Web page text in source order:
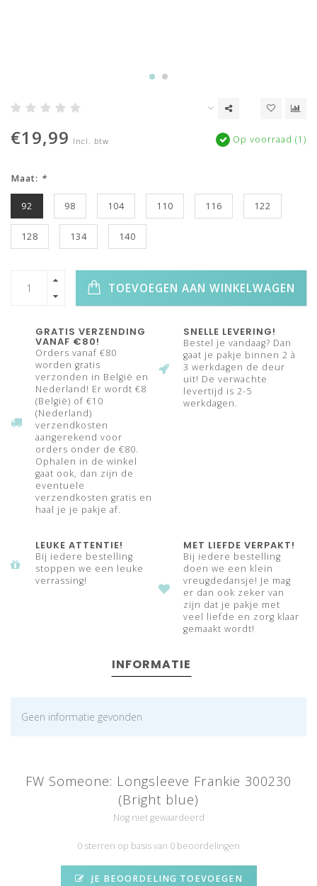
€19,99 Incl. btw Op voorraad (1)
Maat: *
92 98 104 110 116 122
128 134 140
TOEVOEGEN AAN WINKELWAGEN
GRATIS VERZENDING
VANAF €80!
Orders vanaf €80
worden gratis
verzonden in België en
Nederland! Er wordt €8
(België) of €10
(Nederland)
verzendkosten
aangerekend voor
orders onder de €80.
Ophalen in de winkel
gaat ook, dan zijn de
eventuele
verzendkosten gratis en
haal je je pakje af.
SNELLE LEVERING!
Bestel je vandaag? Dan
gaat je pakje binnen 2 à
3 werkdagen de deur
uit! De verwachte
levertijd is 2-5
werkdagen.
LEUKE ATTENTIE!
Bij iedere bestelling
stoppen we een leuke
verrassing!
MET LIEFDE VERPAKT!
Bij iedere bestelling
doen we een klein
vreugdedansje! Je mag
er dan ook zeker van
zijn dat je pakje met
veel liefde en zorg klaar
gemaakt wordt!
INFORMATIE
Geen informatie gevonden
FW Someone: Longsleeve Frankie 300230
(Bright blue)
Nog niet gewaardeerd
0 sterren op basis van 0 beoordelingen
JE BEOORDELING TOEVOEGEN